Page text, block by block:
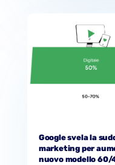
Google svela la
marketing per
nuovo modello 60/